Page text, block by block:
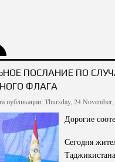
ПОСЛАНИЕ ПО
ФЛАГА
публикации: Thursday, 24
Дорогие
Сегодня